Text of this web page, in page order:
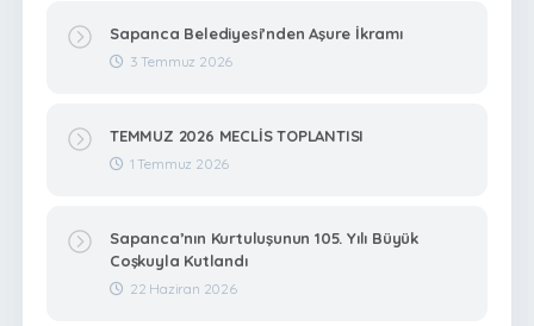
Sapanca Belediyesi’nden Aşure İkramı
3 Temmuz 2026
TEMMUZ 2026 MECLİS TOPLANTISI
1 Temmuz 2026
Sapanca’nın Kurtuluşunun 105. Yılı Büyük
Coşkuyla Kutlandı
22 Haziran 2026